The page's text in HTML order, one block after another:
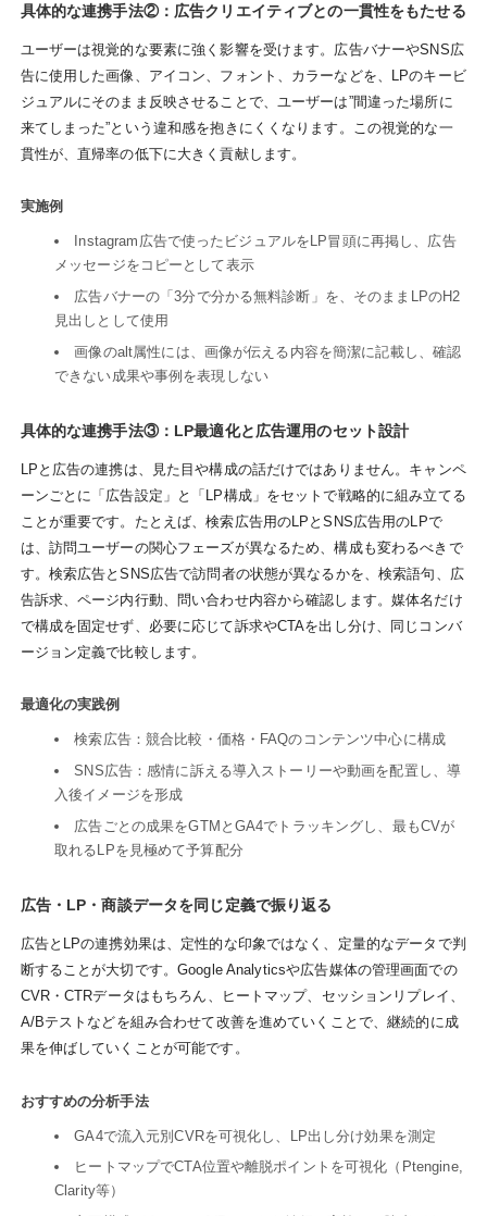
具体的な連携手法②：広告クリエイティブとの一貫性をもたせる
ユーザーは視覚的な要素に強く影響を受けます。広告バナーやSNS広
告に使用した画像、アイコン、フォント、カラーなどを、LPのキービ
ジュアルにそのまま反映させることで、ユーザーは”間違った場所に
来てしまった”という違和感を抱きにくくなります。この視覚的な一
貫性が、直帰率の低下に大きく貢献します。
実施例
Instagram広告で使ったビジュアルをLP冒頭に再掲し、広告
メッセージをコピーとして表示
広告バナーの「3分で分かる無料診断」を、そのままLPのH2
見出しとして使用
画像のalt属性には、画像が伝える内容を簡潔に記載し、確認
できない成果や事例を表現しない
具体的な連携手法③：LP最適化と広告運用のセット設計
LPと広告の連携は、見た目や構成の話だけではありません。キャンペ
ーンごとに「広告設定」と「LP構成」をセットで戦略的に組み立てる
ことが重要です。たとえば、検索広告用のLPとSNS広告用のLPで
は、訪問ユーザーの関心フェーズが異なるため、構成も変わるべきで
す。検索広告とSNS広告で訪問者の状態が異なるかを、検索語句、広
告訴求、ページ内行動、問い合わせ内容から確認します。媒体名だけ
で構成を固定せず、必要に応じて訴求やCTAを出し分け、同じコンバ
ージョン定義で比較します。
最適化の実践例
検索広告：競合比較・価格・FAQのコンテンツ中心に構成
SNS広告：感情に訴える導入ストーリーや動画を配置し、導
入後イメージを形成
広告ごとの成果をGTMとGA4でトラッキングし、最もCVが
取れるLPを見極めて予算配分
広告・LP・商談データを同じ定義で振り返る
広告とLPの連携効果は、定性的な印象ではなく、定量的なデータで判
断することが大切です。Google Analyticsや広告媒体の管理画面での
CVR・CTRデータはもちろん、ヒートマップ、セッションリプレイ、
A/Bテストなどを組み合わせて改善を進めていくことで、継続的に成
果を伸ばしていくことが可能です。
おすすめの分析手法
GA4で流入元別CVRを可視化し、LP出し分け効果を測定
ヒートマップでCTA位置や離脱ポイントを可視化（Ptengine,
Clarity等）